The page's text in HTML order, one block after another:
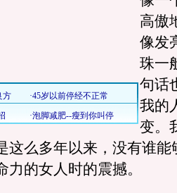
高傲
像发
珠一
句话
我的
变。
这么多年以来，没有谁能
的女人时的震撼。